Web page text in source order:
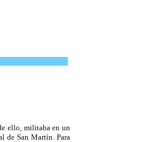
ello, militaba en un
de San Martín. Para